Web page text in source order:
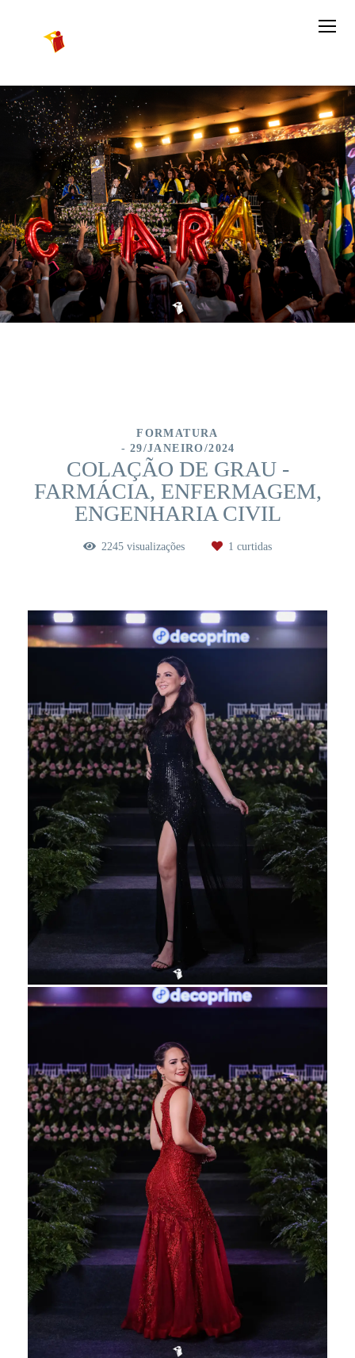
FORMATURA
29/JANEIRO/2024
COLAÇÃO DE GRAU -
FARMÁCIA, ENFERMAGEM,
ENGENHARIA CIVIL
2245 visualizações 1 curtidas